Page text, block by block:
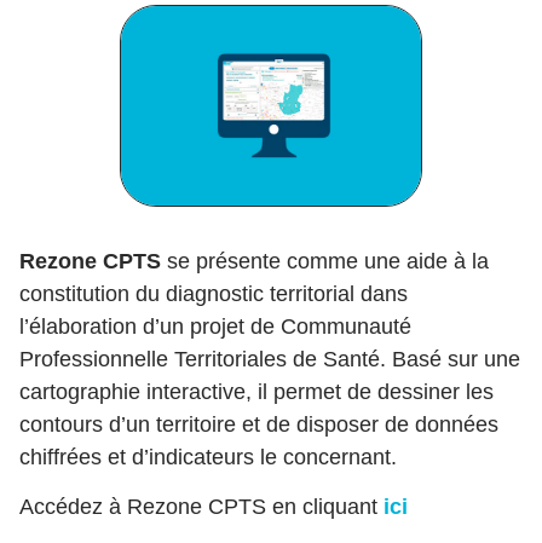
Rezone CPTS se présente comme une aide à la
constitution du diagnostic territorial dans
l’élaboration d’un projet de Communauté
Professionnelle Territoriales de Santé. Basé sur une
cartographie interactive, il permet de dessiner les
contours d’un territoire et de disposer de données
chiffrées et d’indicateurs le concernant.
Accédez à Rezone CPTS en cliquant ici